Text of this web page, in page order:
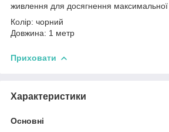
живлення для досягнення максимальної
Колір: чорний
Довжина: 1 метр
Приховати
Характеристики
Основні